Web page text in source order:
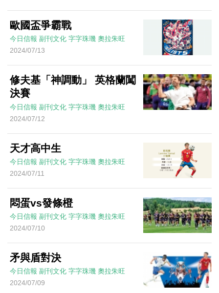
歐國盃爭霸戰
今日信報 副刊文化 字字珠璣 奧拉朱旺
2024/07/13
修夫基「神調動」 英格蘭闖
決賽
今日信報 副刊文化 字字珠璣 奧拉朱旺
2024/07/12
天才高中生
今日信報 副刊文化 字字珠璣 奧拉朱旺
2024/07/11
悶蛋vs發條橙
今日信報 副刊文化 字字珠璣 奧拉朱旺
2024/07/10
矛與盾對決
今日信報 副刊文化 字字珠璣 奧拉朱旺
2024/07/09